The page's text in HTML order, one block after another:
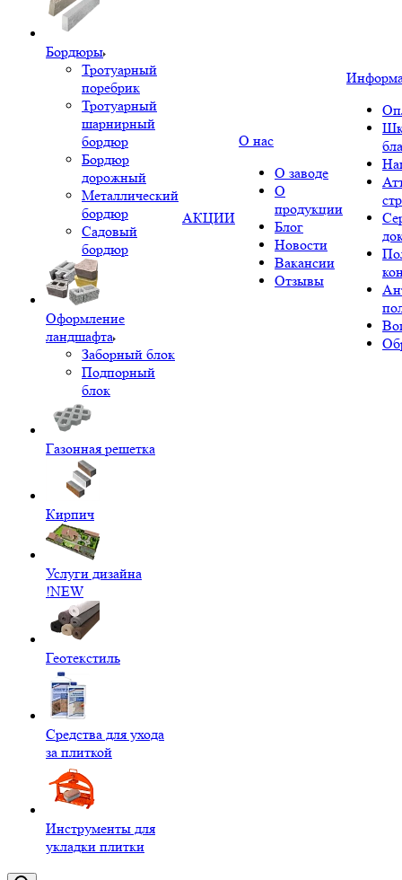
Бордюры
Тротуарный
поребрик
Тротуарный
шарнирный
бордюр
Бордюр
дорожный
Металлический
бордюр
Садовый
бордюр
Оформление
ландшафта
Заборный блок
Подпорный
блок
Газонная решетка
Кирпич
Услуги дизайна
!NEW
Геотекстиль
Средства для ухода
за плиткой
Инструменты для
укладки плитки
АКЦИИ
О нас
О заводе
О
продукции
Блог
Новости
Вакансии
Отзывы